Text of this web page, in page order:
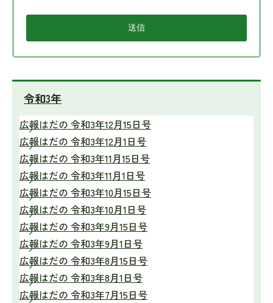
令和3年
広報はだの 令和3年12月15日号
広報はだの 令和3年12月1日号
広報はだの 令和3年11月15日号
広報はだの 令和3年11月1日号
広報はだの 令和3年10月15日号
広報はだの 令和3年10月1日号
広報はだの 令和3年9月15日号
広報はだの 令和3年9月1日号
広報はだの 令和3年8月15日号
広報はだの 令和3年8月1日号
広報はだの 令和3年7月15日号